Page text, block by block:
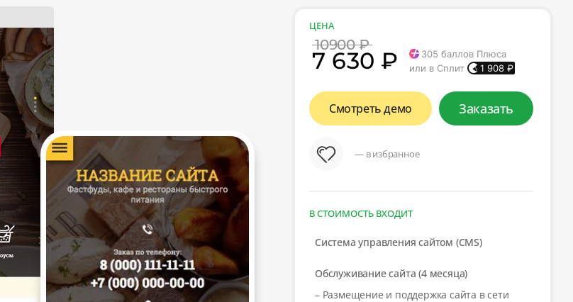
ЦЕНА
10900 ₽
7 630 ₽ 305 баллов Плюса
или в Сплит
1 908 ₽
Смотреть демо Заказать
— в избранное
В СТОИМОСТЬ ВХОДИТ
Система управления сайтом (CMS)
Обслуживание сайта (4 месяца)
– Размещение и поддержка сайта в сети